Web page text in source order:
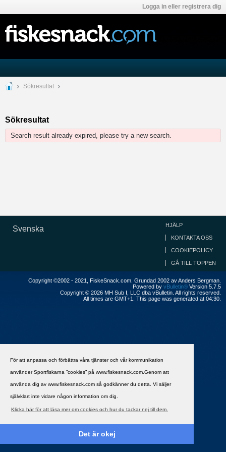
För att anpassa och förbättra våra tjänster och vår kommunikation
använder Sportfiskarna ”cookies” på www.fiskesnack.com.Genom att
använda dig av www.fiskesnack.com så godkänner du detta. Vi säljer
självklart inte vidare någon information om dig.
Klicka här för att läsa mer om cookies och hur du tackar nej till dem.
Det är okej
Logga in eller registrera dig
Sökresultat
Sökresultat
Search result already expired, please try a new search.
Svenska HJÄLP
KONTAKTA OSS
COOKIEPOLICY
GÅ TILL TOPPEN
Copyright ©2002 - 2021, FiskeSnack.com. Grundad 2002 av Anders Bergman.
Powered by vBulletin® Version 5.7.5
Copyright © 2026 MH Sub I, LLC dba vBulletin. All rights reserved.
All times are GMT+1. This page was generated at 04:30.